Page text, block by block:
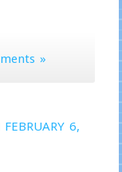
»
6,